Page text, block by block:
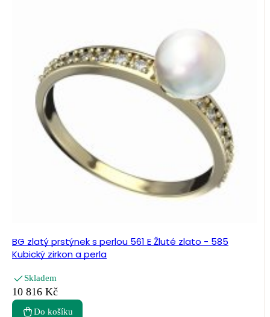
BG zlatý prstýnek s perlou 561 E Žluté zlato - 585
Kubický zirkon a perla
Skladem
10 816 Kč
Do košíku